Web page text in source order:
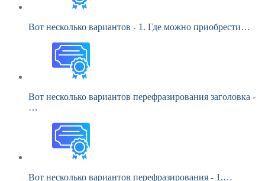
Вот несколько вариантов - 1. Где можно приобрести…
Вот несколько вариантов перефразирования заголовка -
…
Вот несколько вариантов перефразирования - 1.…